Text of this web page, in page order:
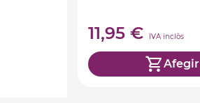
11,95 € IVA inclòs
Afegir